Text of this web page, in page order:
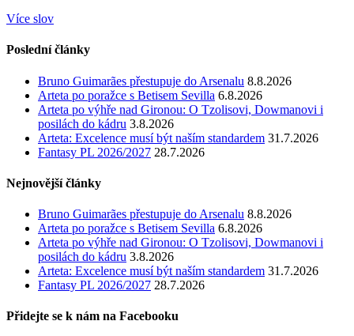
Více slov
Poslední články
Bruno Guimarães přestupuje do Arsenalu 8.8.2026
Arteta po poražce s Betisem Sevilla 6.8.2026
Arteta po výhře nad Gironou: O Tzolisovi, Dowmanovi i
posilách do kádru 3.8.2026
Arteta: Excelence musí být naším standardem 31.7.2026
Fantasy PL 2026/2027 28.7.2026
Nejnovější články
Bruno Guimarães přestupuje do Arsenalu 8.8.2026
Arteta po poražce s Betisem Sevilla 6.8.2026
Arteta po výhře nad Gironou: O Tzolisovi, Dowmanovi i
posilách do kádru 3.8.2026
Arteta: Excelence musí být naším standardem 31.7.2026
Fantasy PL 2026/2027 28.7.2026
Přidejte se k nám na Facebooku